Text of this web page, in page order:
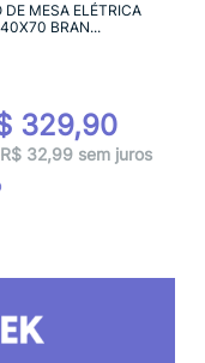
DE MESA ELÉTRICA
BRAN...
329,90
32,99 sem juros